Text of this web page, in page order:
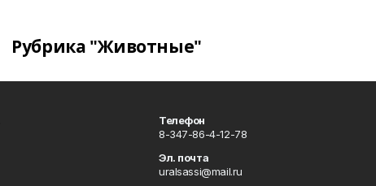
Рубрика "Животные"
Телефон
8-347-86-4-12-78
Эл. почта
uralsassi@mail.ru